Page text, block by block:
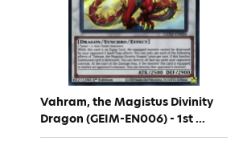
Vahram, the Magistus Divinity
Dragon (GEIM-EN006) - 1st ...